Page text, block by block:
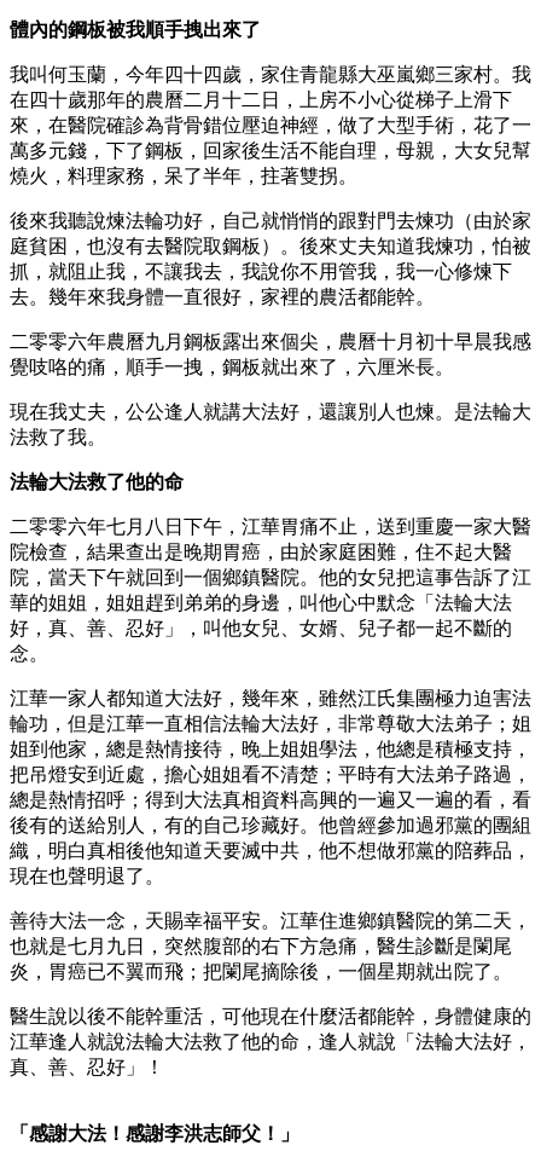
體內的鋼板被我順手拽出來了
我叫何玉蘭，今年四十四歲，家住青龍縣大巫嵐鄉三家村。我
在四十歲那年的農曆二月十二日，上房不小心從梯子上滑下
來，在醫院確診為背骨錯位壓迫神經，做了大型手術，花了一
萬多元錢，下了鋼板，回家後生活不能自理，母親，大女兒幫
燒火，料理家務，呆了半年，拄著雙拐。
後來我聽說煉法輪功好，自己就悄悄的跟對門去煉功（由於家
庭貧困，也沒有去醫院取鋼板）。後來丈夫知道我煉功，怕被
抓，就阻止我，不讓我去，我說你不用管我，我一心修煉下
去。幾年來我身體一直很好，家裡的農活都能幹。
二零零六年農曆九月鋼板露出來個尖，農曆十月初十早晨我感
覺吱咯的痛，順手一拽，鋼板就出來了，六厘米長。
現在我丈夫，公公逢人就講大法好，還讓別人也煉。是法輪大
法救了我。
法輪大法救了他的命
二零零六年七月八日下午，江華胃痛不止，送到重慶一家大醫
院檢查，結果查出是晚期胃癌，由於家庭困難，住不起大醫
院，當天下午就回到一個鄉鎮醫院。他的女兒把這事告訴了江
華的姐姐，姐姐趕到弟弟的身邊，叫他心中默念「法輪大法
好，真、善、忍好」，叫他女兒、女婿、兒子都一起不斷的
念。
江華一家人都知道大法好，幾年來，雖然江氏集團極力迫害法
輪功，但是江華一直相信法輪大法好，非常尊敬大法弟子；姐
姐到他家，總是熱情接待，晚上姐姐學法，他總是積極支持，
把吊燈安到近處，擔心姐姐看不清楚；平時有大法弟子路過，
總是熱情招呼；得到大法真相資料高興的一遍又一遍的看，看
後有的送給別人，有的自己珍藏好。他曾經參加過邪黨的團組
織，明白真相後他知道天要滅中共，他不想做邪黨的陪葬品，
現在也聲明退了。
善待大法一念，天賜幸福平安。江華住進鄉鎮醫院的第二天，
也就是七月九日，突然腹部的右下方急痛，醫生診斷是闌尾
炎，胃癌已不翼而飛；把闌尾摘除後，一個星期就出院了。
醫生說以後不能幹重活，可他現在什麼活都能幹，身體健康的
江華逢人就說法輪大法救了他的命，逢人就說「法輪大法好，
真、善、忍好」！
「感謝大法！感謝李洪志師父！」